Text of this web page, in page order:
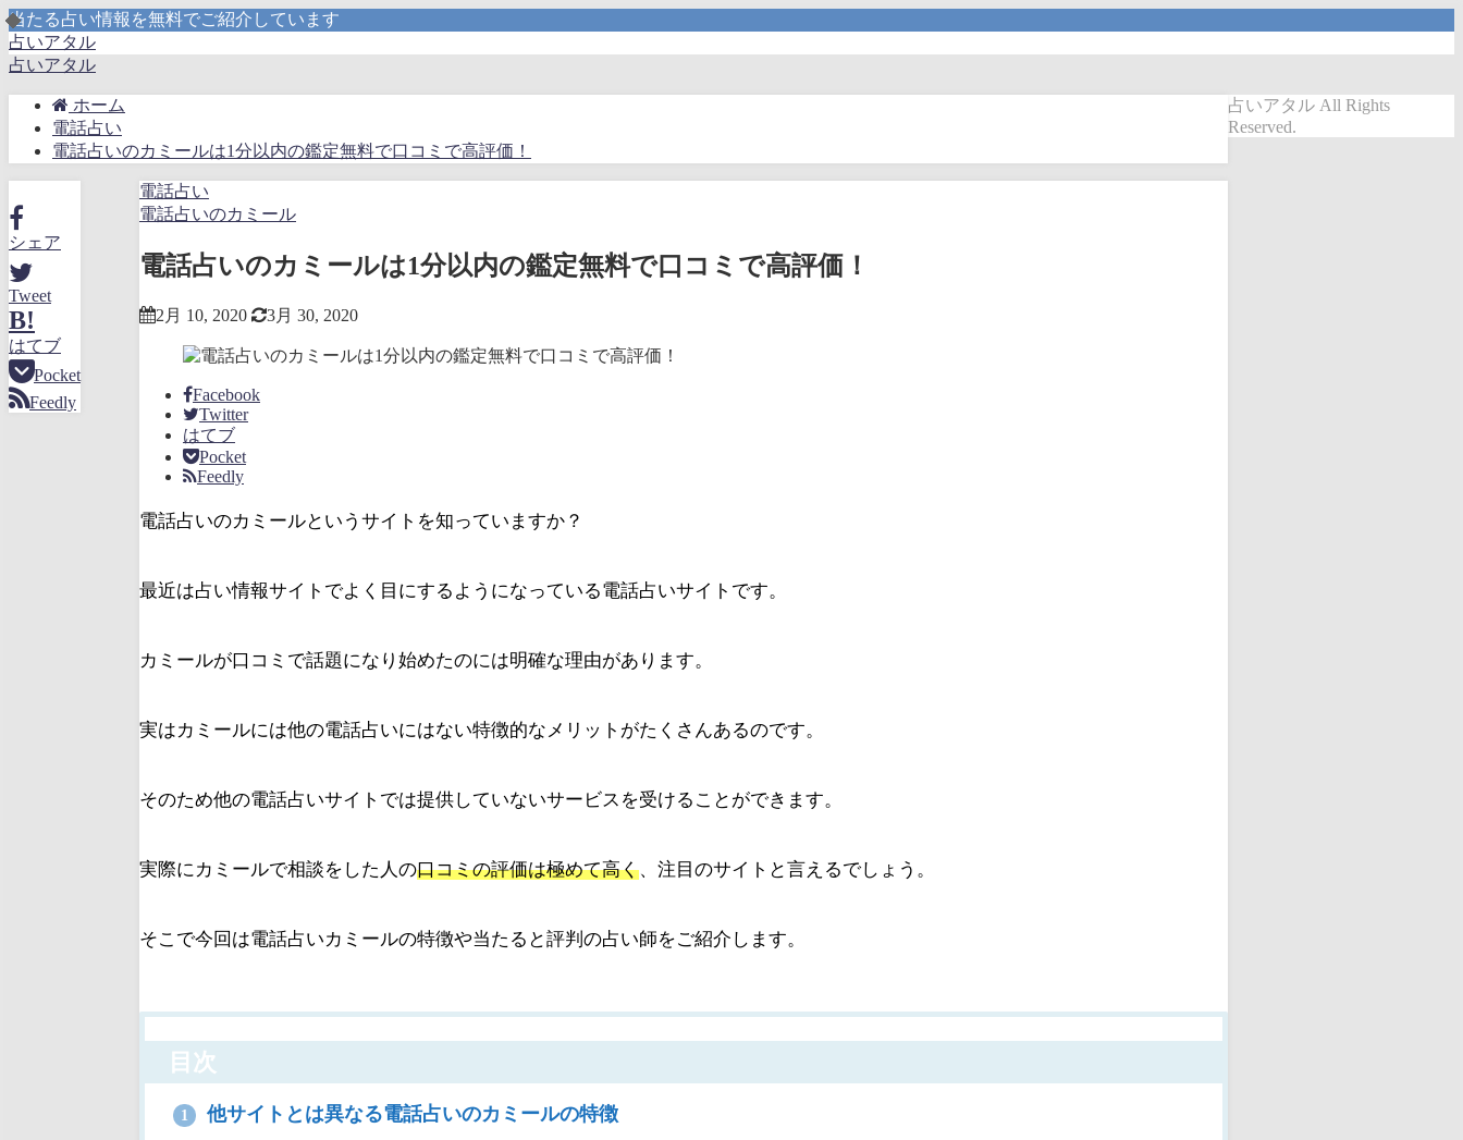
当たる占い情報を無料でご紹介しています
占いアタル
占いアタル
ホーム
電話占い
電話占いのカミールは1分以内の鑑定無料で口コミで高評価！
シェア
Tweet
B!
はてブ
Pocket
Feedly
電話占い
電話占いのカミール
電話占いのカミールは1分以内の鑑定無料で口コミで高評価！
2月 10, 2020 3月 30, 2020
Facebook
Twitter
はてブ
Pocket
Feedly
電話占いのカミールというサイトを知っていますか？
最近は占い情報サイトでよく目にするようになっている電話占いサイトです。
カミールが口コミで話題になり始めたのには明確な理由があります。
実はカミールには他の電話占いにはない特徴的なメリットがたくさんあるのです。
そのため他の電話占いサイトでは提供していないサービスを受けることができます。
実際にカミールで相談をした人の口コミの評価は極めて高く、注目のサイトと言えるでしょう。
そこで今回は電話占いカミールの特徴や当たると評判の占い師をご紹介します。
目次
1 他サイトとは異なる電話占いのカミールの特徴
占いアタル All Rights
Reserved.